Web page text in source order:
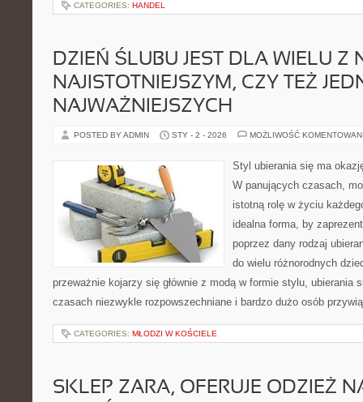
CATEGORIES: HANDEL
DZIEŃ ŚLUBU JEST DLA WIELU Z
NAJISTOTNIEJSZYM, CZY TEŻ
NAJWAŻNIEJSZYCH
POSTED BY ADMIN STY - 2 - 2026 MOŻLIWOŚĆ
Styl ubierania się ma
W panujących czasach,
istotną rolę w życiu
idealna forma, by
poprzez dany rodzaj
do wielu różnorodnych
przeważnie kojarzy się głównie z modą w formie stylu, ubierania
czasach niezwykle rozpowszechniane i bardzo dużo osób
CATEGORIES: MŁODZI W KOŚCIELE
SKLEP ZARA, OFERUJE ODZIEŻ